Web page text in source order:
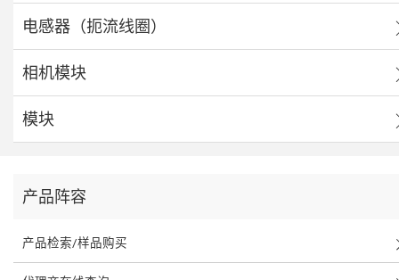
电感器（扼流线圈）
相机模块
模块
产品阵容
产品检索/样品购买